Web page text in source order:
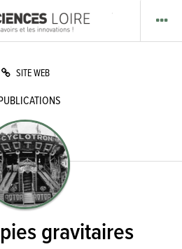
SITE WEB
gravitaires